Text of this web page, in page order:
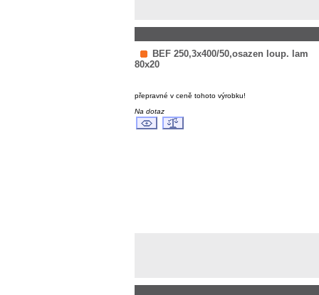
BEF 250,3x400/50,osazen loup. lam
80x20
přepravné v ceně tohoto výrobku!
Na dotaz